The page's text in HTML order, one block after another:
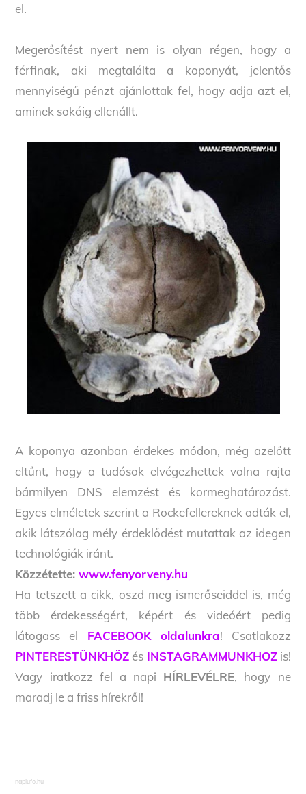
el.
Megerősítést nyert nem is olyan régen, hogy a
férfinak, aki megtalálta a koponyát, jelentős
mennyiségű pénzt ajánlottak fel, hogy adja azt el,
aminek sokáig ellenállt.
A koponya azonban érdekes módon, még azelőtt
eltűnt, hogy a tudósok elvégezhettek volna rajta
bármilyen DNS elemzést és kormeghatározást.
Egyes elméletek szerint a Rockefellereknek adták el,
akik látszólag mély érdeklődést mutattak az idegen
technológiák iránt.
Közzétette:www.fenyorveny.hu
Ha tetszett a cikk, oszd meg ismerőseiddel is, még
több érdekességért, képért és videóért pedig
látogass el FACEBOOK oldalunkra! Csatlakozz
PINTERESTÜNKHÖZ és INSTAGRAMMUNKHOZis!
Vagy iratkozz fel a napi HÍRLEVÉLRE, hogy ne
maradj le a friss hírekről!
napiufo.hu